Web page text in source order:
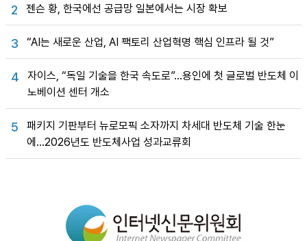
2 젠슨 황, 한국에선 공급망 일본에서는 시장 확보
3 “AI는 새로운 산업, AI 팩토리 산업혁명 핵심 인프라 될 것”
4
자이스, “독일 기술을 한국 속도로”…용인에 첫 글로벌 반도체 이
노베이션 센터 개소
5
패키지 기판부터 뉴로모픽 소자까지 차세대 반도체 기술 한눈
에…2026년도 반도체사업 성과교류회